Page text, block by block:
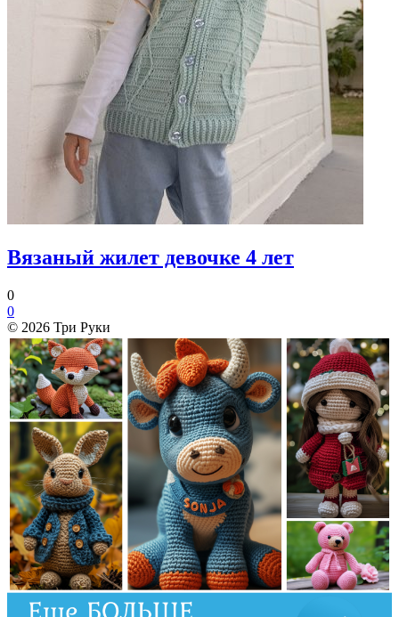
Вязаный жилет девочке 4 лет
0
0
© 2026 Три Руки